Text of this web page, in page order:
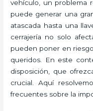
vehículo, un problema
puede generar una
atascada hasta una
cerrajería no solo
pueden poner en
queridos. En este
disposición, que
crucial. Aquí
frecuentes sobre la